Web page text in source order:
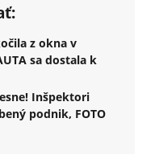
z okna v
sa dostala k
Inšpektori
podnik, FOTO